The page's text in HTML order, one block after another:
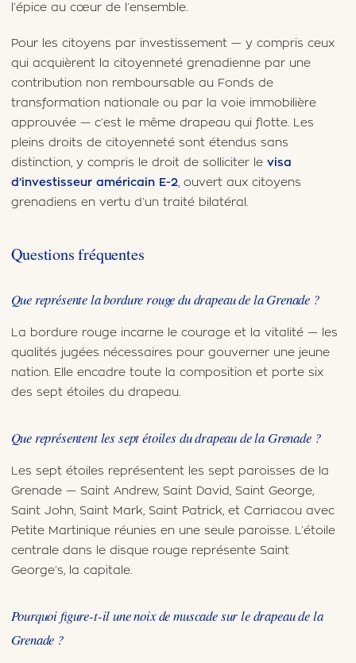
l’épice au cœur de l’ensemble.
Pour les citoyens par investissement — y compris ceux
qui acquièrent la citoyenneté grenadienne par une
contribution non remboursable au Fonds de
transformation nationale ou par la voie immobilière
approuvée — c’est le même drapeau qui flotte. Les
pleins droits de citoyenneté sont étendus sans
distinction, y compris le droit de solliciter le visa
d’investisseur américain E-2, ouvert aux citoyens
grenadiens en vertu d’un traité bilatéral.
Questions fréquentes
Que représente la bordure rouge du drapeau de la Grenade ?
La bordure rouge incarne le courage et la vitalité — les
qualités jugées nécessaires pour gouverner une jeune
nation. Elle encadre toute la composition et porte six
des sept étoiles du drapeau.
Que représentent les sept étoiles du drapeau de la Grenade ?
Les sept étoiles représentent les sept paroisses de la
Grenade — Saint Andrew, Saint David, Saint George,
Saint John, Saint Mark, Saint Patrick, et Carriacou avec
Petite Martinique réunies en une seule paroisse. L’étoile
centrale dans le disque rouge représente Saint
George’s, la capitale.
Pourquoi figure-t-il une noix de muscade sur le drapeau de la
Grenade ?